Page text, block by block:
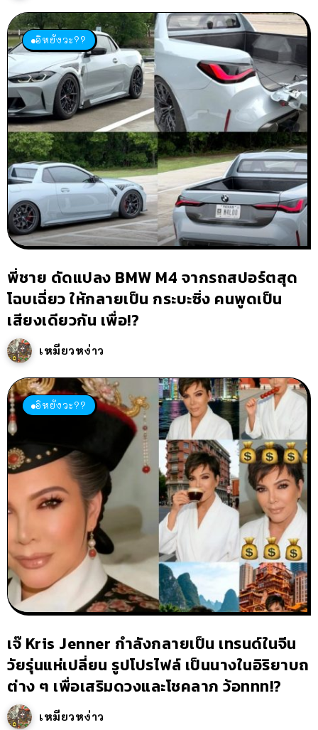
อิหยังวะ??
พี่ชาย ดัดแปลง BMW M4 จากรถสปอร์ตสุด
โฉบเฉี่ยว ให้กลายเป็น กระบะซิ่ง คนพูดเป็น
เสียงเดียวกัน เพื่อ!?
เหมียวหง่าว
อิหยังวะ??
เจ๊ Kris Jenner กำลังกลายเป็น เทรนด์ในจีน
วัยรุ่นแห่เปลี่ยน รูปโปรไฟล์ เป็นนางในอิริยาบถ
ต่าง ๆ เพื่อเสริมดวงและโชคลาภ ว้อททท!?
เหมียวหง่าว